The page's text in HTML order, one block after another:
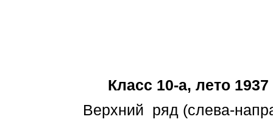
Класс 10-а, лето 1937
Верхний ряд (слева-